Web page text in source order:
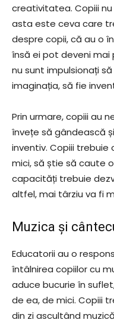
creativitatea. Copiii
asta este ceva care
despre copii, că au o
însă ei pot deveni mai
nu sunt impulsionați
imaginația, să fie
Prin urmare, copiii au
învețe să gândească
inventiv. Copiii trebuie
mici, să știe să caute
capacități trebuie
altfel, mai târziu va fi
Muzica și
Educatorii au o
întâlnirea copiilor cu
aduce bucurie în
de ea, de mici. Copiii
din zi ascultând